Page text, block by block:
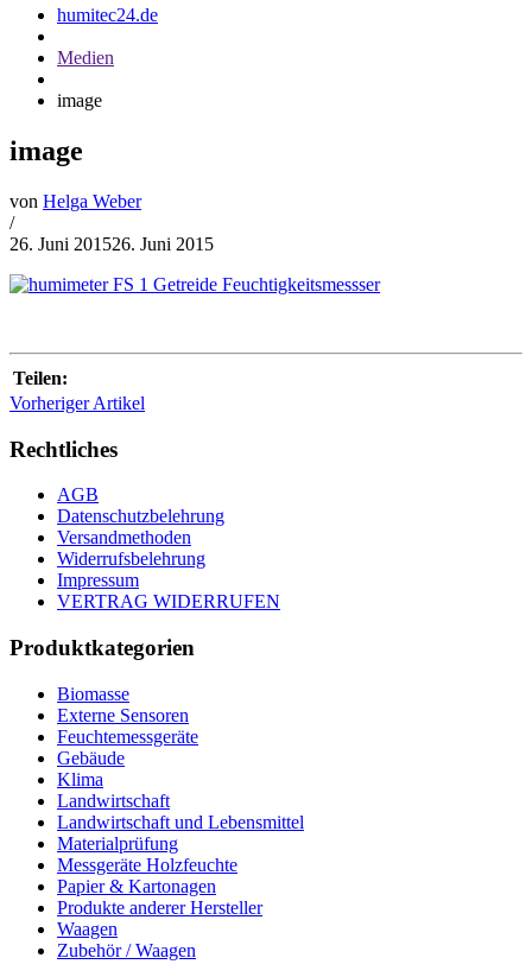
humitec24.de
Medien
image
image
von Helga Weber
/
26. Juni 201526. Juni 2015
Teilen:
Vorheriger Artikel
Rechtliches
AGB
Datenschutzbelehrung
Versandmethoden
Widerrufsbelehrung
Impressum
VERTRAG WIDERRUFEN
Produktkategorien
Biomasse
Externe Sensoren
Feuchtemessgeräte
Gebäude
Klima
Landwirtschaft
Landwirtschaft und Lebensmittel
Materialprüfung
Messgeräte Holzfeuchte
Papier & Kartonagen
Produkte anderer Hersteller
Waagen
Zubehör / Waagen